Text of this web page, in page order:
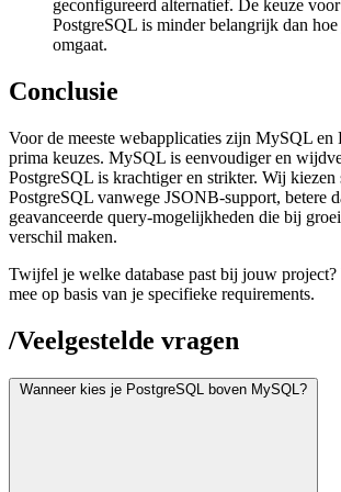
geconfigureerd alternatief. De keuze
PostgreSQL is minder belangrijk dan hoe
omgaat.
Conclusie
Voor de meeste webapplicaties zijn MySQL en
prima keuzes. MySQL is eenvoudiger en
PostgreSQL is krachtiger en strikter. Wij kiezen
PostgreSQL vanwege JSONB-support, betere
geavanceerde query-mogelijkheden die bij
verschil maken.
Twijfel je welke database past bij jouw project?
mee op basis van je specifieke requirements.
/Veelgestelde vragen
Wanneer kies je PostgreSQL boven MySQL?